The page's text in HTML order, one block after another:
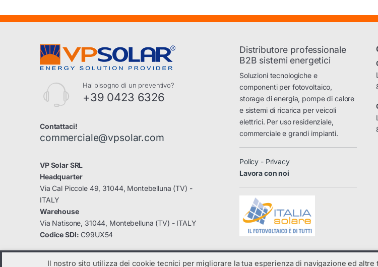
Hai bisogno di un preventivo?
+39 0423 6326
Contattaci!
commerciale@vpsolar.com
VP Solar SRL
Headquarter
Via Cal Piccole 49, 31044, Montebelluna (TV) -
ITALY
Warehouse
Via Natisone, 31044, Montebelluna (TV) - ITALY
Codice SDI: C99UX54
Distributore professionale
B2B sistemi energetici
Soluzioni tecnologiche e
componenti per fotovoltaico,
storage di energia, pompe di calore
e sistemi di ricarica per veicoli
elettrici. Per uso residenziale,
commerciale e grandi impianti.
Policy - Privacy
Lavora con noi
Il nostro sito utilizza dei cookie tecnici per migliorare la tua esperienza di navigazione ed